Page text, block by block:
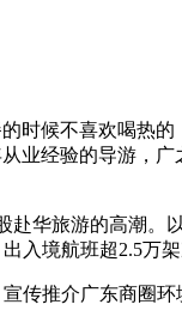
时候不喜欢喝热
业经验的导游，
华旅游的高潮。
境航班超2.5万架
传推介广东商圈